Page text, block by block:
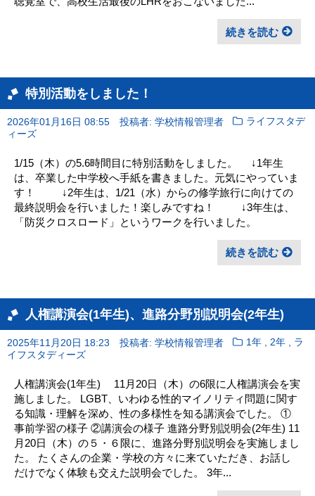
続きを読む
特別活動をしました！
2026年01月16日 08:55 投稿者: 学校情報管理者
ライフスタデ
ィーズ
1/15（木）の5.6時間目に特別活動をしました。 ↓1年生
は、卒業した中学校へ手紙を書きました。元気にやっていま
す！ ↓2年生は、1/21（水）からの修学旅行に向けての
最終説明会を行いました！楽しみですね！ ↓3年生は、
「防災クロスロード」というワークを行いました。
続きを読む
人権講演会(1年生)、進路分野別説明会(2年生)
2025年11月20日 18:23 投稿者: 学校情報管理者 1年 ,2年 , ラ
イフスタディーズ
人権講演会(1年生) 11月20日（木）の6限に人権講演会を実
施しました。 LGBT、いわゆる性的マイノリティ問題に関す
る知識・理解を深め、性の多様性を知る講演会でした。 ①
事前学習の様子 ②講演会の様子 進路分野別説明会(2年生) 11
月20日（木）の５・６限に、進路分野別説明会を実施しまし
た。 たくさんの企業・学校の方々に来ていただき、お話し
だけでなく体験も交えた説明会でした。 3年...